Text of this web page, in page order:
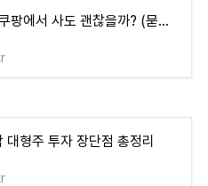
삼성 노트북, 쿠팡에서 사도 괜찮을까? (묻지마 구매 전에 꼭 봐야 할 3가지)
대형주 투자 장단점 총정리